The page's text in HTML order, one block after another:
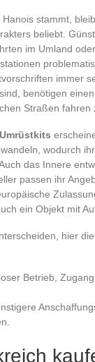
stammt,
beliebt.
im Umland
immer
benötigen
Straßen fahren
wodurch
das Innere
passen ihr
ein Objekt mit
hier
Betrieb,